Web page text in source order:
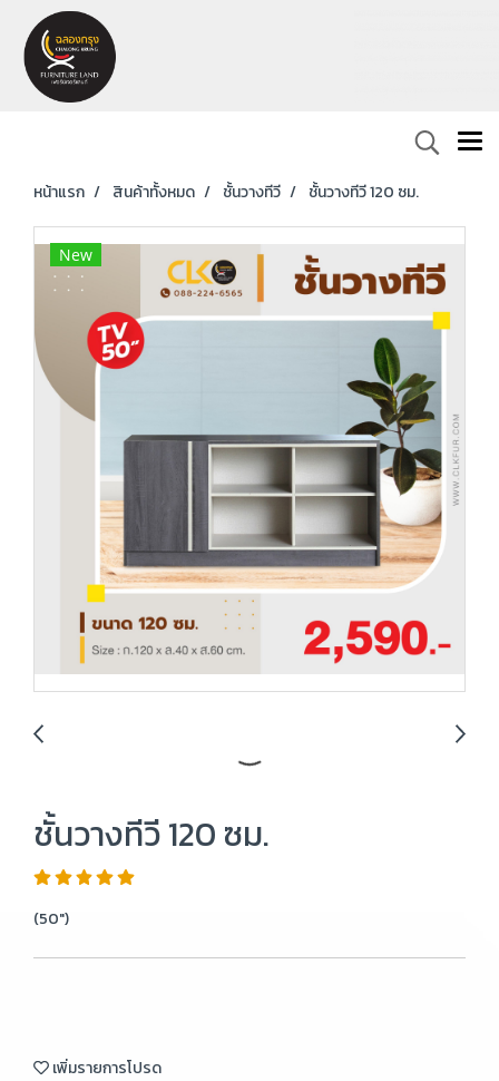
หน้าแรก สินค้าทั้งหมด ชั้นวางทีวี ชั้นวางทีวี 120 ซม.
New
ชั้นวางทีวี 120 ซม.
(50")
เพิ่มรายการโปรด